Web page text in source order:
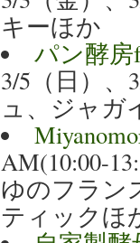
キーほか
パン酵房
3/5（日）
ュ、ジャガ
AM(10:00-
ゆのフラン
ティックほ